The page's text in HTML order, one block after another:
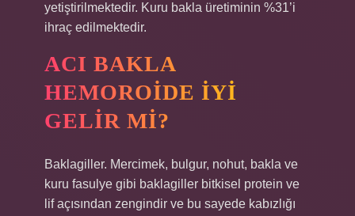
yetiştirilmektedir. Kuru bakla üretiminin %31’i
ihraç edilmektedir.
ACI BAKLA
HEMOROIDE IYI
GELIR MI?
Baklagiller. Mercimek, bulgur, nohut, bakla ve
kuru fasulye gibi baklagiller bitkisel protein ve
lif açısından zengindir ve bu sayede kabızlığı